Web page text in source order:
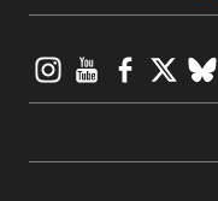
BlueSky
X